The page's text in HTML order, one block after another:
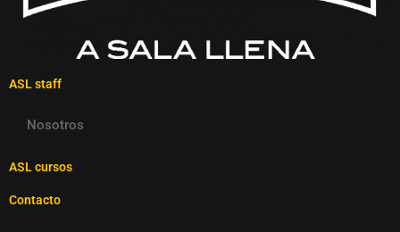
ASL staff
Nosotros
ASL cursos
Contacto